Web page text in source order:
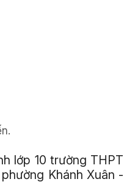
lớp 10 trường THPT
Khánh Xuân -